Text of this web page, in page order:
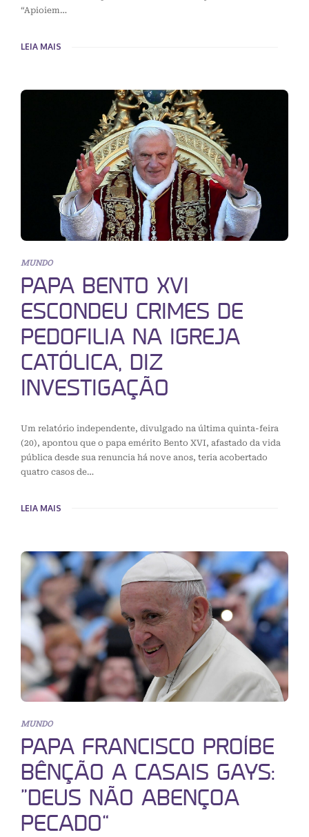
“Apioiem…
LEIA MAIS
MUNDO
PAPA BENTO XVI
ESCONDEU CRIMES DE
PEDOFILIA NA IGREJA
CATÓLICA, DIZ
INVESTIGAÇÃO
Um relatório independente, divulgado na última quinta-feira
(20), apontou que o papa emérito Bento XVI, afastado da vida
pública desde sua renuncia há nove anos, teria acobertado
quatro casos de…
LEIA MAIS
MUNDO
PAPA FRANCISCO PROÍBE
BÊNÇÃO A CASAIS GAYS:
“DEUS NÃO ABENÇOA
PECADO”